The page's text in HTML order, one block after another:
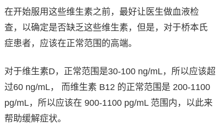
在开始服用这些维生素之前，最好让医生做血液检
查，以确定是否缺乏这些维生素，但是，对于桥本氏
症患者，应该在正常范围的高端。
对于维生素D，正常范围是30-100 ng/mL，所以应该超
过60 ng/mL， 而维生素 B12 的正常范围是 200-1100
pg/mL，所以应该在 900-1100 pg/mL 范围内，以此来
帮助缓解症状。